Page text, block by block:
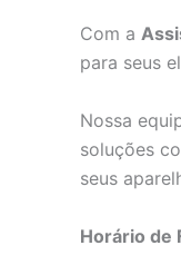
Com a
para seus
Nossa
soluções
seus
Horário de